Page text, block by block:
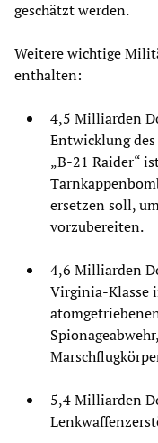
geschätzt werden.
Weitere wichtige
enthalten:
4,5 Milliarden
Entwicklung
„B-21 Raider“
ersetzen soll,
vorzubereiten.
4,6 Milliarden
Virginia-Klasse
5,4 Milliarden